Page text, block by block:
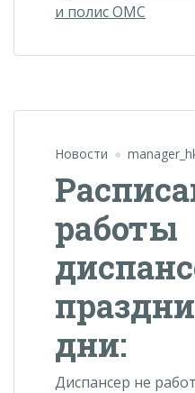
и полис ОМС
Новости
работы
дни:
Диспансер не